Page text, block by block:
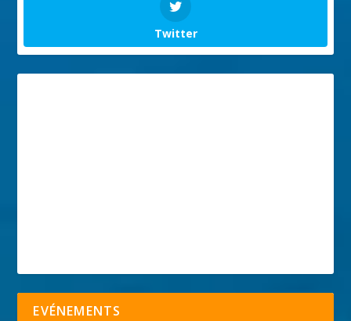
Twitter
EVÉNEMENTS